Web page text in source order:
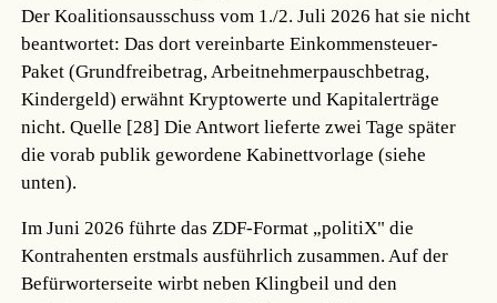
Der Koalitionsausschuss vom 1./2. Juli 2026 hat sie nicht
beantwortet: Das dort vereinbarte Einkommensteuer-
Paket (Grundfreibetrag, Arbeitnehmerpauschbetrag,
Kindergeld) erwähnt Kryptowerte und Kapitalerträge
nicht.Quelle [28] Die Antwort lieferte zwei Tage später
die vorab publik gewordene Kabinettvorlage (siehe
unten).
Im Juni 2026 führte das ZDF-Format „politiX" die
Kontrahenten erstmals ausführlich zusammen. Auf der
Befürworterseite wirbt neben Klingbeil und den